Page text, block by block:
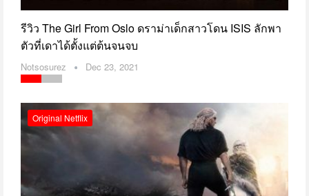
รีวิว The Girl From Oslo ดราม่าเด็กสาวโดน ISIS ลักพา
ตัวที่เดาได้ตั้งแต่ต้นจนจบ
Notsosurez Dec 23, 2021
Original Netflix